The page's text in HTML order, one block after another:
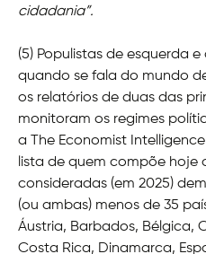
cidadania”.
(5) Populistas de esquerda
quando se fala do mundo
os relatórios de duas das
monitoram os regimes
a The Economist
lista de quem compõe hoje
consideradas (em 2025)
(ou ambas) menos de 35
Áustria, Barbados, Bélgica,
Costa Rica, Dinamarca,